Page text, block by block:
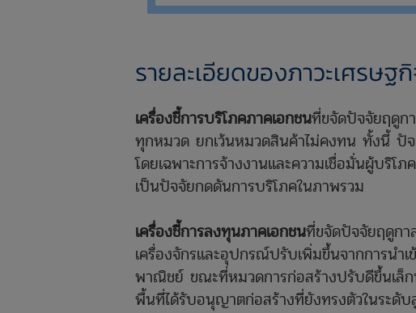
รายละเอียดของภาวะเศรษฐ
เครื่องชี้การบริโภคภาคเอกชนที่ขจัดปัจจัยฤดูก
ทุกหมวด ยกเว้นหมวดสินค้าไม่คงทน ทั้งนี้ ปั
โดยเฉพาะการจ้างงานและความเชื่อมั่นผู้บริโ
เป็นปัจจัยกดดันการบริโภคในภาพรวม
เครื่องชี้การลงทุนภาคเอกชนที่ขจัดปัจจัยฤดูกา
เครื่องจักรและอุปกรณ์ปรับเพิ่มขึ้นจากการนำเ
พาณิชย์ ขณะที่หมวดการก่อสร้างปรับดีขึ้นเล็ก
พื้นที่ได้รับอนุญาตก่อสร้างที่ยังทรงตัวในระดั